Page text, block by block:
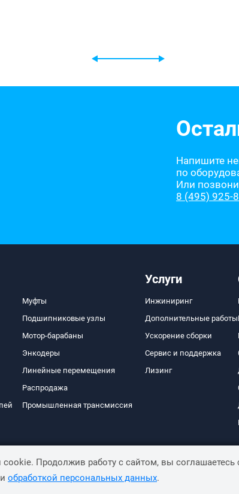
Напишите
по
Или
8 (495) 925-
Муфты
Подшипниковые узлы
Мотор-барабаны
Энкодеры
Линейные перемещения
Распродажа
Промышленная трансмиссия
Услуги
Инжиниринг
Дополнительные работы
Ускорение сборки
Сервис и поддержка
Лизинг
Продолжив работу с сайтом, вы соглашаетесь
обработкой персональных данных.